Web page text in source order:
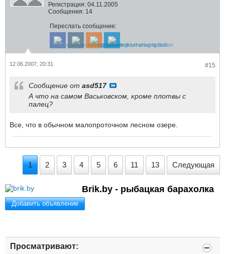
Регистрация: 04.11.2005
Сообщения: 14
Переслать сообщение:
#15
12.06.2007, 20:31
Сообщение от asd517
А что на самом Васьковском, кроме плотвы с
палец?
Все, что в обычном малопроточном лесном озере.
1 2 3 4 5 6 11 13 Следующая
Brik.by - рыбацкая барахолка
Добавить объявление
Просматривают: